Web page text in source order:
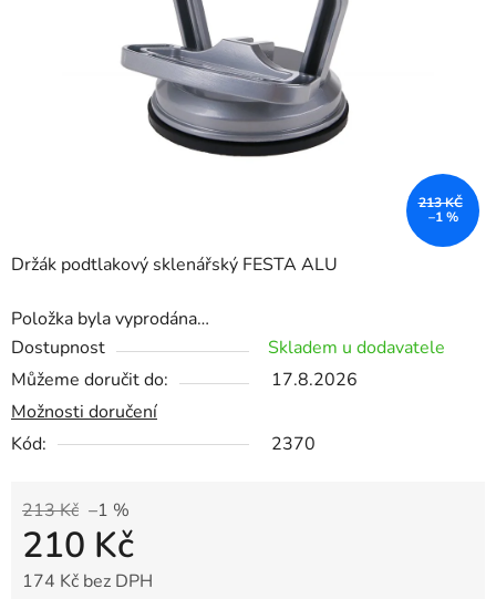
Držák podtlakový sklenářský FESTA ALU
Položka byla vyprodána…
Dostupnost
Skladem u dodavatele
Můžeme doručit do:
17.8.2026
Možnosti doručení
Kód:
2370
213 Kč –1 %
210 Kč
174 Kč bez DPH
213 KČ
–1 %